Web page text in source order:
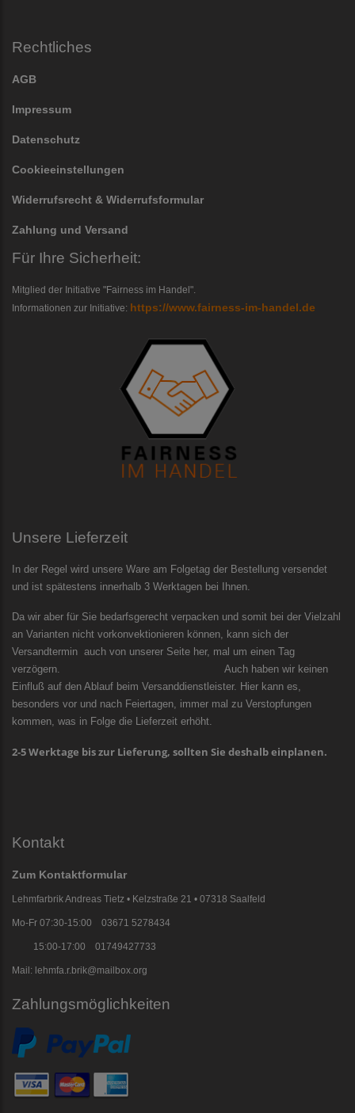
Rechtliches
AGB
Impressum
Datenschutz
Cookieeinstellungen
Widerrufsrecht & Widerrufsformular
Zahlung und Versand
Für Ihre Sicherheit:
Mitglied der Initiative "Fairness im Handel".
Informationen zur Initiative: https://www.fairness-im-handel.de
Unsere Lieferzeit
In der Regel wird unsere Ware am Folgetag der Bestellung versendet
und ist spätestens innerhalb 3 Werktagen bei Ihnen.
Da wir aber für Sie bedarfsgerecht verpacken und somit bei der Vielzahl
an Varianten nicht vorkonvektionieren können, kann sich der
Versandtermin auch von unserer Seite her, mal um einen Tag
verzögern. Auch haben wir keinen
Einfluß auf den Ablauf beim Versanddienstleister. Hier kann es,
besonders vor und nach Feiertagen, immer mal zu Verstopfungen
kommen, was in Folge die Lieferzeit erhöht.
2-5 Werktage bis zur Lieferung, sollten Sie deshalb einplanen.
Kontakt
Zum Kontaktformular
Lehmfarbrik Andreas Tietz • Kelzstraße 21 • 07318 Saalfeld
Mo-Fr 07:30-15:00 03671 5278434
15:00-17:00 01749427733
Mail: lehmfa.r.brik@mailbox.org
Zahlungsmöglichkeiten